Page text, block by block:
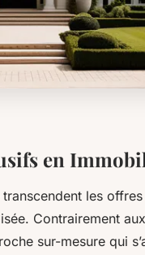
en
les
Contrairement
sur-mesure qui